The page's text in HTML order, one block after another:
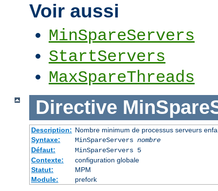
Voir aussi
MinSpareServers
StartServers
MaxSpareThreads
Directive
Description: Nombre minimum de processus serveurs
Syntaxe:
MinSpareServers nombre
Défaut:
MinSpareServers 5
Contexte:
configuration globale
Statut:
MPM
Module:
prefork